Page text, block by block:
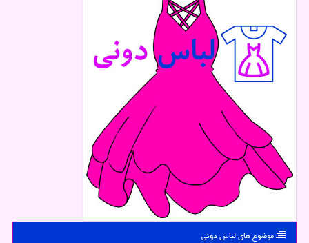
موضوع های لباس دونی